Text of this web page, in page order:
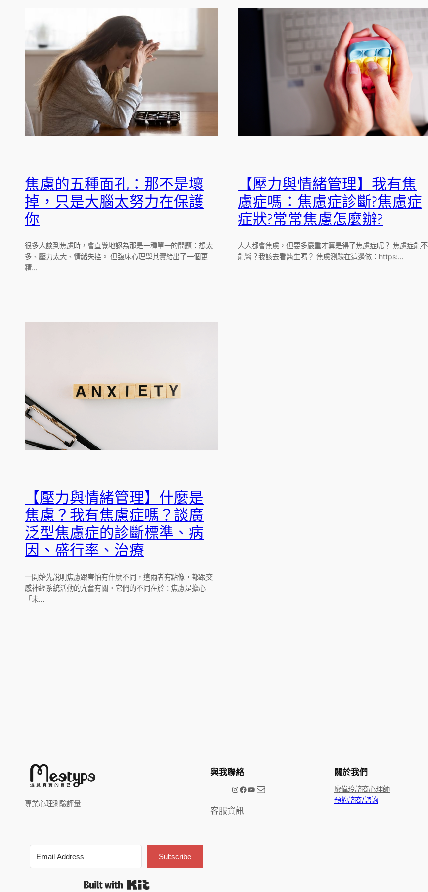
焦慮的五種面孔：那不是壞
掉，只是大腦太努力在保護
你
很多人談到焦慮時，會直覺地認為那是一種單一的問題：想太
多、壓力太大、情緒失控。 但臨床心理學其實給出了一個更
精…
【壓力與情緒管理】我有焦
慮症嗎：焦慮症診斷?焦慮症
症狀?常常焦慮怎麼辦?
人人都會焦慮，但要多嚴重才算是得了焦慮症呢？ 焦慮症能不
能醫？我該去看醫生嗎？ 焦慮測驗在這邊做：https:…
【壓力與情緒管理】什麼是
焦慮？我有焦慮症嗎？談廣
泛型焦慮症的診斷標準、病
因、盛行率、治療
一開始先說明焦慮跟害怕有什麼不同，這兩者有點像，都跟交
感神經系統活動的亢奮有關。它們的不同在於：焦慮是擔心
「未…
專業心理測驗評量
Subscribe
與我聯絡
@meetype.tw Facebook YouTube 電子郵件
客服資訊
關於我們
廖偉玲諮商心理師
預約諮商/諮詢